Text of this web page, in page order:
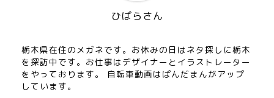
ひばらさん
栃木県在住のメガネです。お休みの日はネタ探しに栃木
を探訪中です。お仕事はデザイナーとイラストレーター
をやっております。 自転車動画はぱんだまんがアップ
しています。